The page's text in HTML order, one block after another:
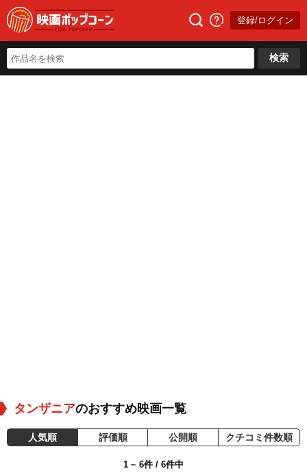
登録/ログイン
検索
タンザニアのおすすめ映画一覧
人気順 評価順 公開順 クチコミ件数順
1 ~ 6件 / 6件中